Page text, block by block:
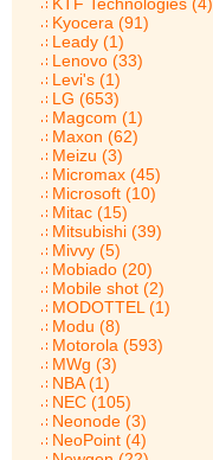
Kyocera (91)
Leady (1)
Lenovo (33)
Levi's (1)
LG (653)
Magcom (1)
Maxon (62)
Meizu (3)
Micromax (45)
Microsoft (10)
Mitac (15)
Mitsubishi (39)
Mivvy (5)
Mobiado (20)
Mobile shot (2)
MODOTTEL (1)
Modu (8)
Motorola (593)
MWg (3)
NBA (1)
NEC (105)
Neonode (3)
NeoPoint (4)